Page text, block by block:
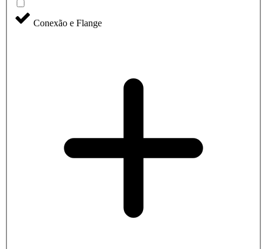
Conexão e Flange